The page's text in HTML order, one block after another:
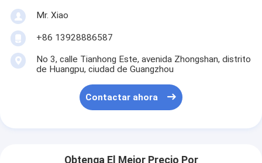
Mr. Xiao
+86 13928886587
No 3, calle Tianhong Este, avenida Zhongshan, distrito
de Huangpu, ciudad de Guangzhou
Contactar ahora
Obtenga El Mejor Precio Por